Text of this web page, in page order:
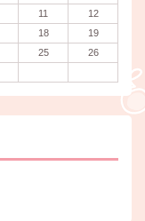
11
12
18
19
25
26